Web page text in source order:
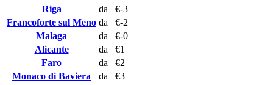
Riga
da
€-3
Francoforte sul Meno da
€-2
Malaga
da
€-0
Alicante
da
€1
Faro
da
€2
Monaco di Baviera
da
€3